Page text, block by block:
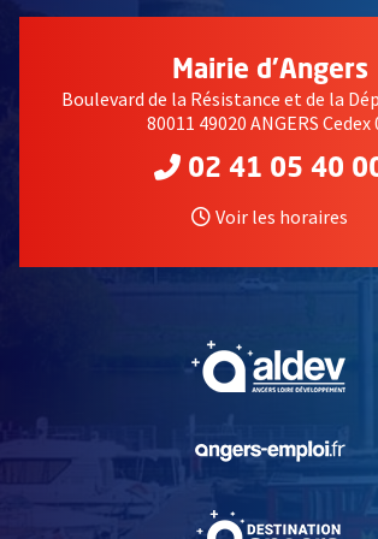
Mairie d'Angers
Boulevard de la Résistance et de la
80011 49020 ANGERS Cedex
02 41 05 40
Voir les horaires
,